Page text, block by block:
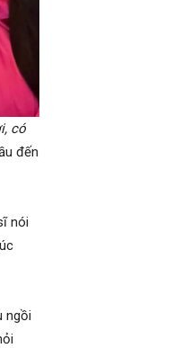
có
đến
nói
ngồi